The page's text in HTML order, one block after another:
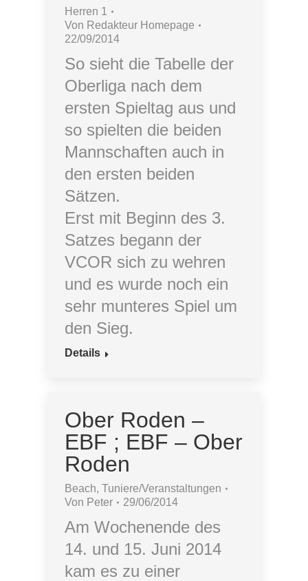
Herren 1
Von Redakteur Homepage
22/09/2014
So sieht die Tabelle der
Oberliga nach dem
ersten Spieltag aus und
so spielten die beiden
Mannschaften auch in
den ersten beiden
Sätzen.
Erst mit Beginn des 3.
Satzes begann der
VCOR sich zu wehren
und es wurde noch ein
sehr munteres Spiel um
den Sieg.
Details
Ober Roden –
EBF ; EBF – Ober
Roden
Beach, Tuniere/Veranstaltungen
Von Peter 29/06/2014
Am Wochenende des
14. und 15. Juni 2014
kam es zu einer